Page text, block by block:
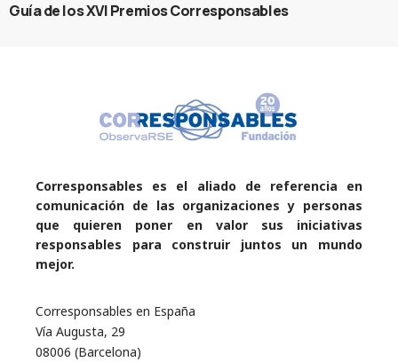
Guía de los XVI Premios Corresponsables
Corresponsables es el aliado de referencia en
comunicación de las organizaciones y personas
que quieren poner en valor sus iniciativas
responsables para construir juntos un mundo
mejor.
Corresponsables en España
Vía Augusta, 29
08006 (Barcelona)